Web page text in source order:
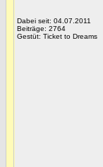
Dabei seit: 04.07.2011
Beiträge: 2764
Gestüt: Ticket to Dreams